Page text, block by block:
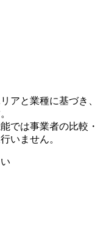
アと業種に基づき、
では事業者の比較・
いません。